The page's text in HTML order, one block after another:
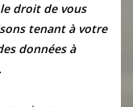
droit de vous
tenant à votre
données à